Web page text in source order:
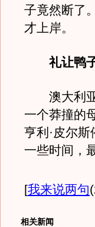
子竟然断了
才上岸。
礼让鸭
澳大利亚
一个莽撞的
亨利·皮尔
一些时间，
[我来说两句
相关新闻